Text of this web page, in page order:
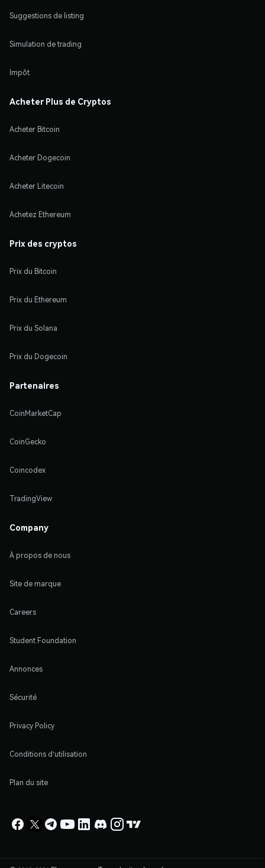
Suggestions de listing
Simulation de trading
Impôt
Acheter Plus de Cryptos
Acheter Bitcoin
Acheter Dogecoin
Acheter Litecoin
Achetez Ethereum
Prix des cryptos
Prix du Bitcoin
Prix du Ethereum
Prix du Solana
Prix du Dogecoin
Partenaires
CoinMarketCap
CoinGecko
Coincodex
TradingView
Company
À propos de nous
Site de marque
Careers
Student Foundation
Annonces
Sécurité
Privacy Policy
Conditions d'utilisation
Plan du site